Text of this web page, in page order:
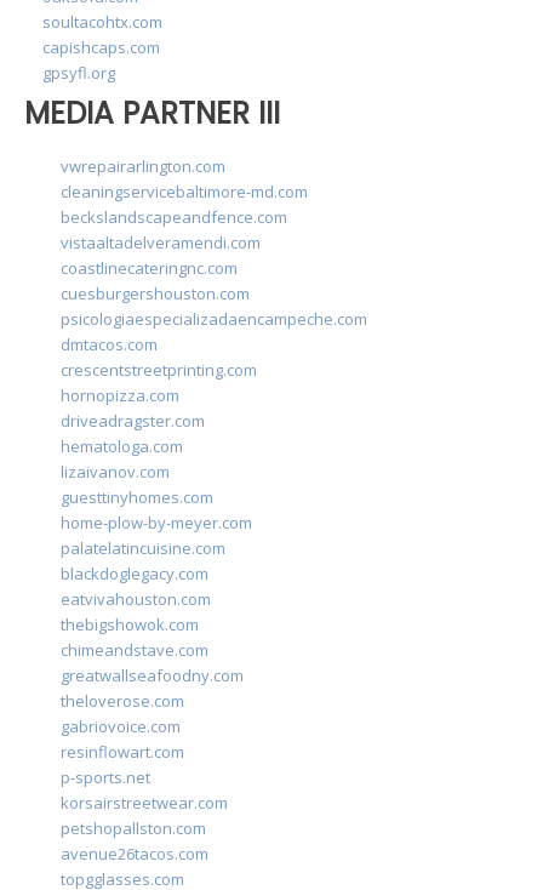
soultacohtx.com
capishcaps.com
gpsyfl.org
MEDIA PARTNER III
vwrepairarlington.com
cleaningservicebaltimore-md.com
beckslandscapeandfence.com
vistaaltadelveramendi.com
coastlinecateringnc.com
cuesburgershouston.com
psicologiaespecializadaencampeche.com
dmtacos.com
crescentstreetprinting.com
hornopizza.com
driveadragster.com
hematologa.com
lizaivanov.com
guesttinyhomes.com
home-plow-by-meyer.com
palatelatincuisine.com
blackdoglegacy.com
eatvivahouston.com
thebigshowok.com
chimeandstave.com
greatwallseafoodny.com
theloverose.com
gabriovoice.com
resinflowart.com
p-sports.net
korsairstreetwear.com
petshopallston.com
avenue26tacos.com
topgglasses.com